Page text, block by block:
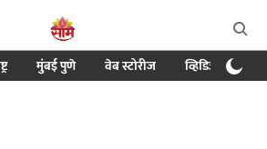
मुंबई पुणे वेब स्टोरीज व्हिडिओ